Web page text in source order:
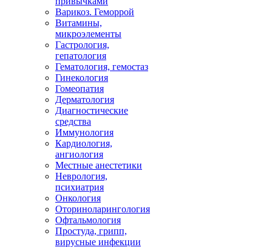
Варикоз. Геморрой
Витамины,
микроэлементы
Гастрология,
гепатология
Гематология, гемостаз
Гинекология
Гомеопатия
Дерматология
Диагностические
средства
Иммунология
Кардиология,
ангиология
Местные анестетики
Неврология,
психиатрия
Онкология
Оториноларингология
Офтальмология
Простуда, грипп,
вирусные инфекции